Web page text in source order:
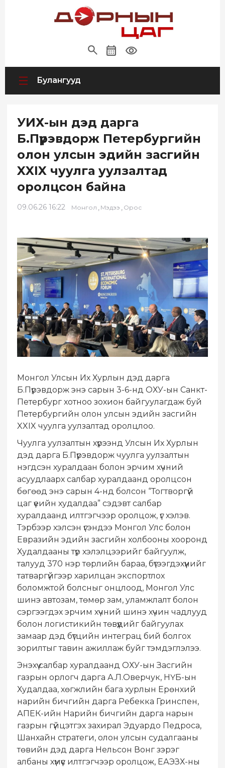
Булангууд
УИХ-ын дэд дарга
Б.Пүрэвдорж Петербургийн
олон улсын эдийн засгийн
XXIX чуулга уулзалтад
оролцсон байна
09.06.26 16:22 Монгол , Мэдээ , Орос
Монгол Улсын Их Хурлын дэд дарга
Б.Пүрэвдорж энэ сарын 3-6-нд ОХУ-ын Санкт-
Петербург хотноо зохион байгуулагдаж буй
Петербургийн олон улсын эдийн засгийн
XXIX чуулга уулзалтад оролцлоо.
Чуулга уулзалтын хүрээнд Улсын Их Хурлын
дэд дарга Б.Пүрэвдорж чуулга уулзалтын
нэгдсэн хуралдаан болон эрчим хүчний
асуудлаарх салбар хуралдаанд оролцсон
бөгөөд энэ сарын 4-нд болсон “Тогтворгүй
цаг үеийн худалдаа” сэдэвт салбар
хуралдаанд илтгэгчээр оролцож, үг хэлэв.
Тэрбээр хэлсэн үгэндээ Монгол Улс болон
Евразийн эдийн засгийн холбооны хооронд
Худалдааны түр хэлэлцээрийг байгуулж,
талууд 370 нэр төрлийн бараа, бүтээгдэхүүнийг
татваргүйгээр харилцан экспортлох
боломжтой болсныг онцлоод, Монгол Улс
шинэ автозам, төмөр зам, уламжлалт болон
сэргээгдэх эрчим хүчний шинэ хүчин чадлууд
болон логистикийн төвүүдийг байгуулах
замаар дэд бүтцийн интеграц бий болгох
зорилтыг тавин ажиллаж буйг тэмдэглэлээ.
Энэхүү салбар хуралдаанд ОХУ-ын Засгийн
газрын орлогч дарга А.Л.Оверчук, НҮБ-ын
Худалдаа, хөгжлийн бага хурлын Ерөнхий
нарийн бичгийн дарга Ребекка Гринспен,
АПЕК-ийн Нарийн бичгийн дарга нарын
газрын гүйцэтгэх захирал Эдуардо Педроса,
Шанхайн стратеги, олон улсын судалгааны
төвийн дэд дарга Нельсон Вонг зэрэг
албаны хүмүүс илтгэгчээр оролцож, ЕАЭЗХ-ны